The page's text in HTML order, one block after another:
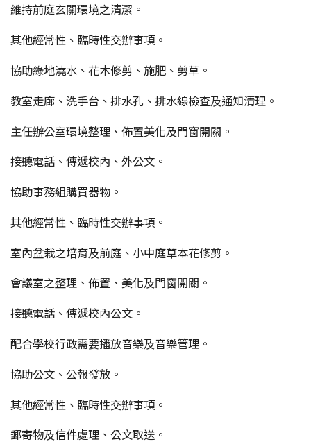
維持前庭玄關環境之清潔。
其他經常性、臨時性交辦事項。
協助綠地澆水、花木修剪、施肥、剪草。
教室走廊、洗手台、排水孔、排水線檢查及通知清理。
主任辦公室環境整理、佈置美化及門窗開關。
接聽電話、傳遞校內、外公文。
協助事務組購買器物。
其他經常性、臨時性交辦事項。
室內盆栽之培育及前庭、小中庭草本花修剪。
會議室之整理、佈置、美化及門窗開關。
接聽電話、傳遞校內公文。
配合學校行政需要播放音樂及音樂管理。
協助公文、公報發放。
其他經常性、臨時性交辦事項。
郵寄物及信件處理、公文取送。